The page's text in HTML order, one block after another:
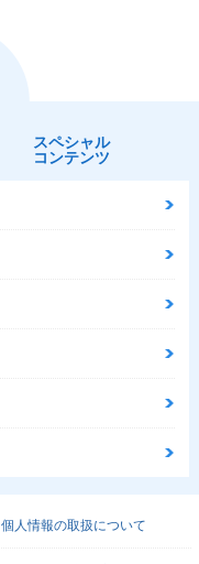
1997年 Little Cub
スペシャル
コンテンツ
個人情報の取扱について